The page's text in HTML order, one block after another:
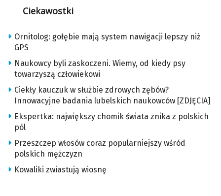
Ciekawostki
Ornitolog: gołębie mają system nawigacji lepszy niż
GPS
Naukowcy byli zaskoczeni. Wiemy, od kiedy psy
towarzyszą człowiekowi
Ciekły kauczuk w służbie zdrowych zębów?
Innowacyjne badania lubelskich naukowców [ZDJĘCIA]
Ekspertka: największy chomik świata znika z polskich
pól
Przeszczep włosów coraz popularniejszy wśród
polskich mężczyzn
Kowaliki zwiastują wiosnę